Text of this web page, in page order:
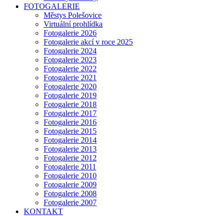
FOTOGALERIE
Městys Polešovice
Virtuální prohlídka
Fotogalerie 2026
Fotogalerie akcí v roce 2025
Fotogalerie 2024
Fotogalerie 2023
Fotogalerie 2022
Fotogalerie 2021
Fotogalerie 2020
Fotogalerie 2019
Fotogalerie 2018
Fotogalerie 2017
Fotogalerie 2016
Fotogalerie 2015
Fotogalerie 2014
Fotogalerie 2013
Fotogalerie 2012
Fotogalerie 2011
Fotogalerie 2010
Fotogalerie 2009
Fotogalerie 2008
Fotogalerie 2007
KONTAKT